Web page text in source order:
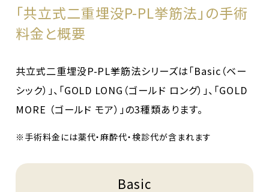
「共立式二重埋没P-PL挙筋法」の手術
料金と概要
共立式二重埋没P-PL挙筋法シリーズは「Basic（ベー
シック）」、「GOLD LONG（ゴールド ロング）」、「GOLD
MORE （ゴールド モア）」の3種類あります。
※手術料金には薬代・麻酔代・検診代が含まれます
Basic